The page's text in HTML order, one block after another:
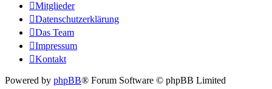
Mitglieder
Datenschutzerklärung
Das Team
Impressum
Kontakt
Powered by phpBB® Forum Software © phpBB Limited